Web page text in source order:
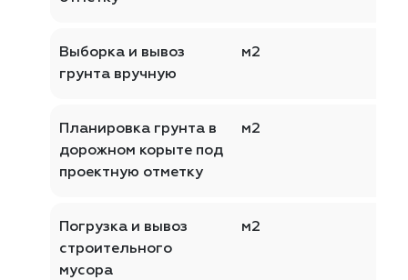
Выборка и вывоз
грунта вручную
м2
Планировка грунта в
дорожном корыте под
проектную отметку
м2
Погрузка и вывоз
строительного
мусора
м2